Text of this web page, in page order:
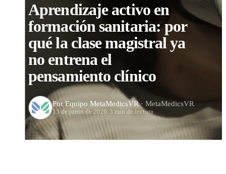
Aprendizaje activo en
formación sanitaria: por
qué la clase magistral ya
no entrena el
pensamiento clínico
Por Equipo MetaMedicsVR· MetaMedicsVR
13 de junio de 2026 ·3 min de lectura